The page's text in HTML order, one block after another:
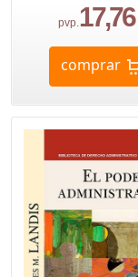
pvp.
comprar